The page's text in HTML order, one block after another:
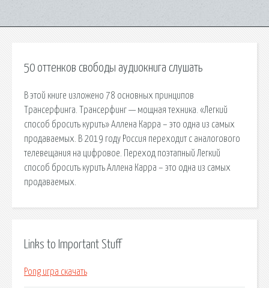
50 оттенков свободы аудиокнига слушать
В этой книге изложено 78 основных принципов
Трансерфинга. Трансерфинг — мощная техника. «Легкий
способ бросить курить» Аллена Карра – это одна из самых
продаваемых. В 2019 году Россия переходит с аналогового
телевещания на цифровое. Переход поэтапный Легкий
способ бросить курить Аллена Карра – это одна из самых
продаваемых.
Links to Important Stuff
Pong игра скачать